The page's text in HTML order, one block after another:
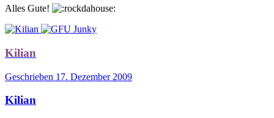
Alles Gute!
Kilian
Geschrieben 17. Dezember 2009
Kilian